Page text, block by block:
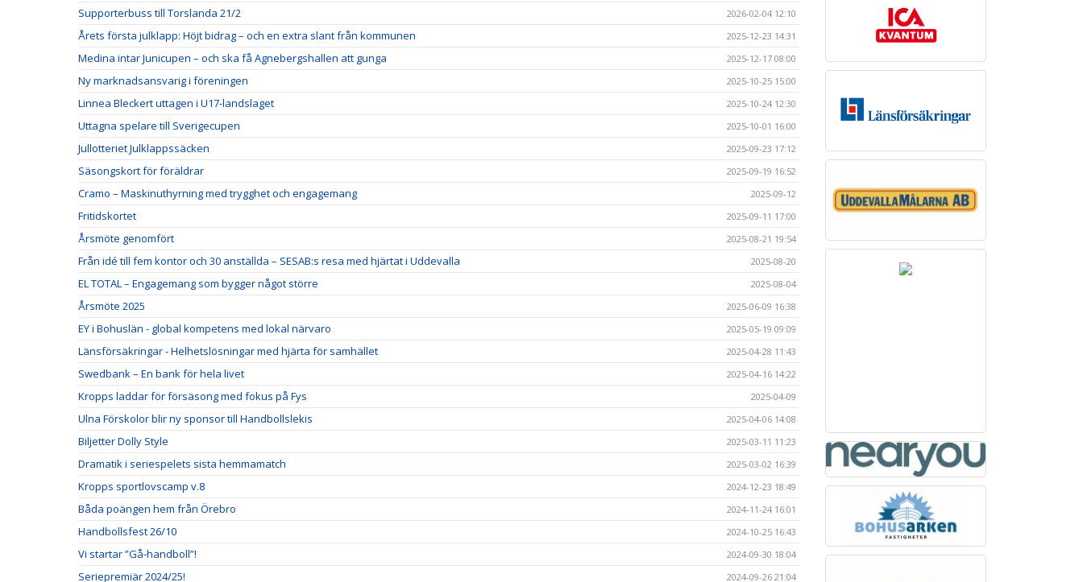
Supporterbuss till Torslanda 21/2 2026-02-04 12:10
Årets första julklapp: Höjt bidrag – och en extra slant från kommunen 2025-12-23 14:31
Medina intar Junicupen – och ska få Agnebergshallen att gunga 2025-12-17 08:00
Ny marknadsansvarig i föreningen 2025-10-25 15:00
Linnea Bleckert uttagen i U17-landslaget 2025-10-24 12:30
Uttagna spelare till Sverigecupen 2025-10-01 16:00
Jullotteriet Julklappssäcken 2025-09-23 17:12
Säsongskort för föräldrar 2025-09-19 16:52
Cramo – Maskinuthyrning med trygghet och engagemang 2025-09-12
Fritidskortet 2025-09-11 17:00
Årsmöte genomfört 2025-08-21 19:54
Från idé till fem kontor och 30 anställda – SESAB:s resa med hjärtat i Uddevalla 2025-08-20
EL TOTAL – Engagemang som bygger något större 2025-08-04
Årsmöte 2025 2025-06-09 16:38
EY i Bohuslän - global kompetens med lokal närvaro 2025-05-19 09:09
Länsförsäkringar - Helhetslösningar med hjärta för samhället 2025-04-28 11:43
Swedbank – En bank för hela livet 2025-04-16 14:22
Kropps laddar för försäsong med fokus på Fys 2025-04-09
Ulna Förskolor blir ny sponsor till Handbollslekis 2025-04-06 14:08
Biljetter Dolly Style 2025-03-11 11:23
Dramatik i seriespelets sista hemmamatch 2025-03-02 16:39
Kropps sportlovscamp v.8 2024-12-23 18:49
Båda poängen hem från Örebro 2024-11-24 16:01
Handbollsfest 26/10 2024-10-25 16:43
Vi startar ”Gå-handboll”! 2024-09-30 18:04
Seriepremiär 2024/25! 2024-09-26 21:04